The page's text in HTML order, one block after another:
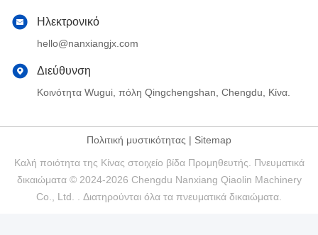
Ηλεκτρονικό
hello@nanxiangjx.com
Διεύθυνση
Κοινότητα Wugui, πόλη Qingchengshan, Chengdu, Κίνα.
Πολιτική μυστικότητας | Sitemap
Καλή ποιότητα της Κίνας στοιχείο βίδα Προμηθευτής. Πνευματικά
δικαιώματα © 2024-2026 Chengdu Nanxiang Qiaolin Machinery
Co., Ltd. . Διατηρούνται όλα τα πνευματικά δικαιώματα.